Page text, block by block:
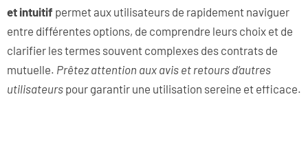
et intuitif permet aux utilisateurs de rapidement naviguer
entre différentes options, de comprendre leurs choix et de
clarifier les termes souvent complexes des contrats de
mutuelle. Prêtez attention aux avis et retours d’autres
utilisateurs pour garantir une utilisation sereine et efficace.